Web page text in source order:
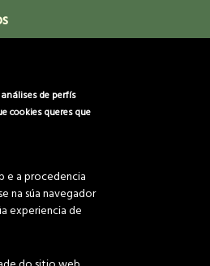
de perfís
cookies queres que
e a procedencia
na súa navegador
experiencia de